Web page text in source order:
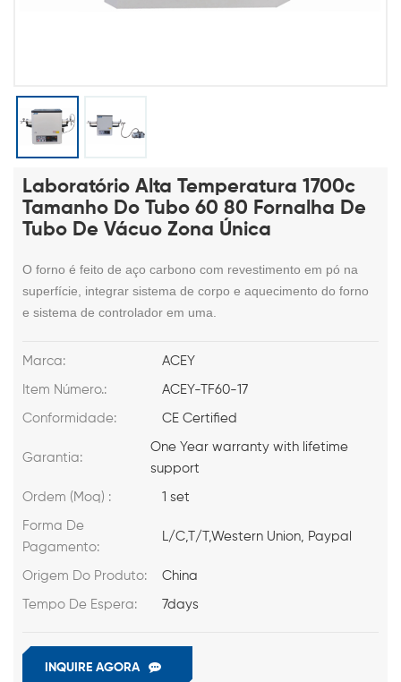
Laboratório Alta Temperatura 1700c
Tamanho Do Tubo 60 80 Fornalha De
Tubo De Vácuo Zona Única
O forno é feito de aço carbono com revestimento em pó na
superfície, integrar sistema de corpo e aquecimento do forno
e sistema de controlador em uma.
Marca: ACEY
Item Número.: ACEY-TF60-17
Conformidade: CE Certified
Garantia:
One Year warranty with lifetime
support
Ordem (Moq) : 1 set
Forma De
Pagamento:
L/C,T/T,Western Union, Paypal
Origem Do Produto: China
Tempo De Espera: 7days
INQUIRE AGORA